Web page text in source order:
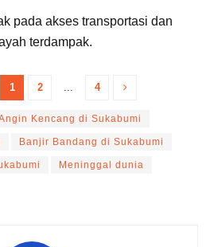
pada akses transportasi dan
terdampak.
1 2 ... 4
Kencang di Sukabumi
Banjir Bandang di Sukabumi
Meninggal dunia